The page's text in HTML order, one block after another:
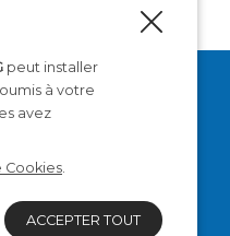
peut installer
à votre
avez
Cookies.
ACCEPTER TOUT